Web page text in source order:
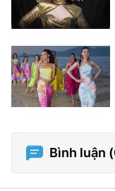
Bình luận (